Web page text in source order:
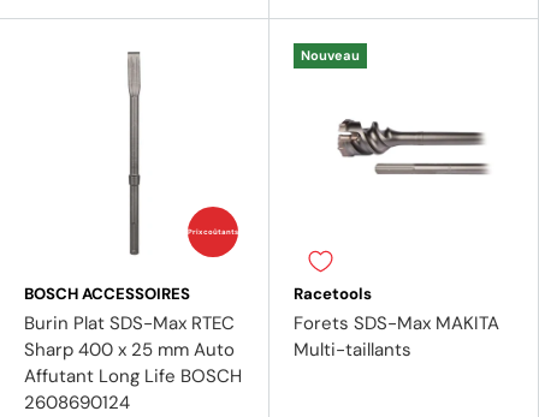
Prix coûtants
BOSCH ACCESSOIRES
Burin Plat SDS-Max RTEC
Sharp 400 x 25 mm Auto
Affutant Long Life BOSCH
2608690124
Nouveau
Racetools
Forets SDS-Max MAKITA
Multi-taillants